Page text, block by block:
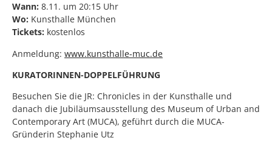
Wann: 8.11. um 20:15 Uhr
Wo: Kunsthalle München
Tickets: kostenlos
Anmeldung: www.kunsthalle-muc.de
KURATORINNEN-DOPPELFÜHRUNG
Besuchen Sie die JR: Chronicles in der Kunsthalle und
danach die Jubiläumsausstellung des Museum of Urban and
Contemporary Art (MUCA), geführt durch die MUCA-
Gründerin Stephanie Utz